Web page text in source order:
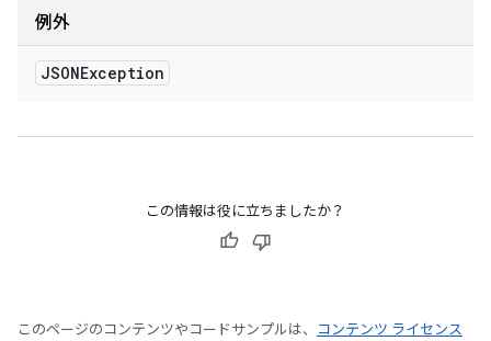
例外
JSONException
この情報は役に立ちましたか？
このページのコンテンツやコードサンプルは、
コンテンツ ライセンス